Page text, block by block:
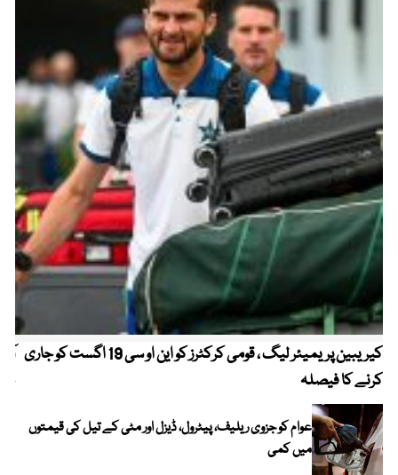
کیریبین پریمیئر لیگ ، قومی کرکٹرز کو این او سی 19 اگست کو جاری
کرنے کا فیصلہ
عوام کو جزوی ریلیف، پیٹرول، ڈیزل اور مٹی کے تیل کی قیمتوں
میں کمی